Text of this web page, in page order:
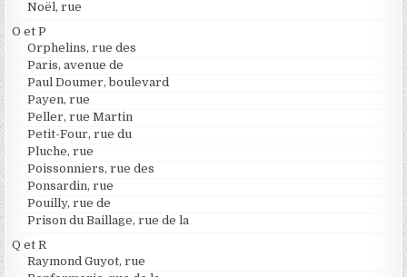
Noël, rue
O et P
Orphelins, rue des
Paris, avenue de
Paul Doumer, boulevard
Payen, rue
Peller, rue Martin
Petit-Four, rue du
Pluche, rue
Poissonniers, rue des
Ponsardin, rue
Pouilly, rue de
Prison du Baillage, rue de la
Q et R
Raymond Guyot, rue